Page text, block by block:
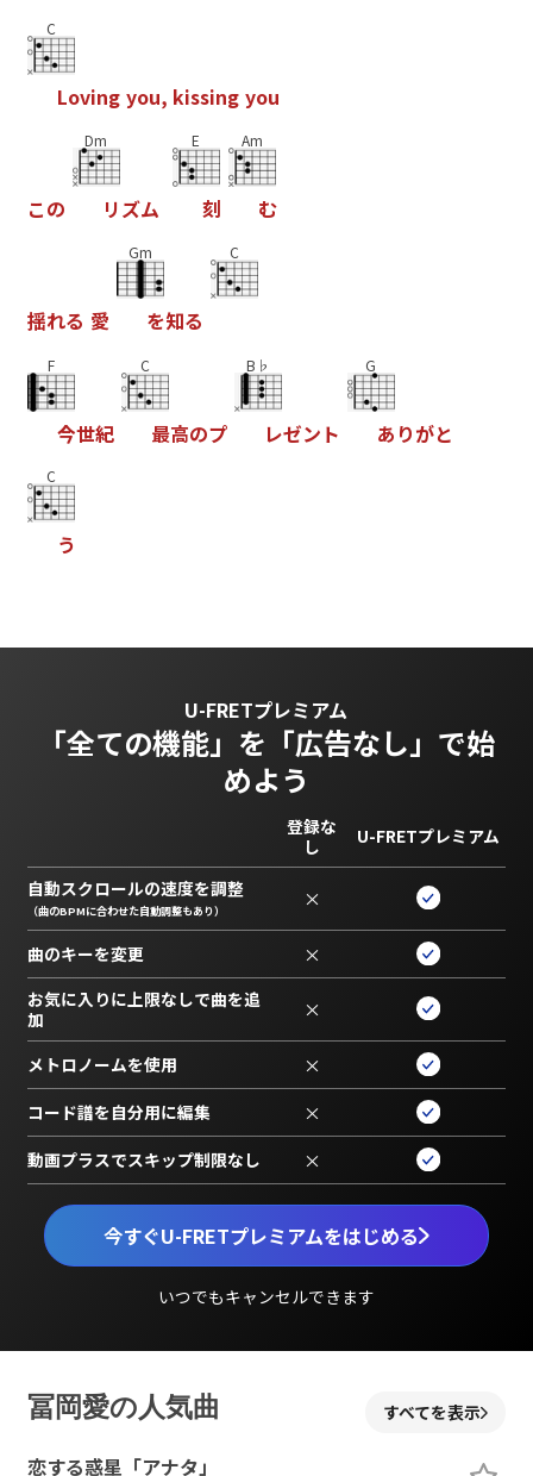
C
Loving you, kissing you
この
Dm
リズム
E
刻
Am
む
揺れる 愛
Gm
を知る
C
F
今世紀
C
最高のプ
B♭
レゼン ト
G
あ りがと
C
う
U-FRETプレミアム
「全ての機能」を 「広告なし」で始
めよう
今すぐU-FRETプレミアムをはじめる
いつでもキャンセルできます
登録な
し
U-FRETプレミアム
自動スクロールの速度を調整
（曲のBPMに合わせた自動調整もあり） ×
曲のキーを変更 ×
お気に入りに上限なしで曲を追
加
×
メトロノームを使用 ×
コード譜を自分用に編集 ×
動画プラスでスキップ制限なし ×
冨岡愛の人気曲 すべてを表示
恋する惑星「アナタ」